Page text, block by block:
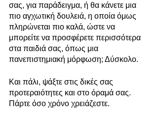
σας, για παράδειγμα, ή θα κάνετε μια
πιο αγχωτική δουλειά, η οποία όμως
πληρώνεται πιο καλά, ώστε να
μπορείτε να προσφέρετε περισσότερα
στα παιδιά σας, όπως μια
πανεπιστημιακή μόρφωση; Δύσκολο.
Και πάλι, ψάξτε στις δικές σας
προτεραιότητες και στο όραμά σας.
Πάρτε όσο χρόνο χρειάζεστε.